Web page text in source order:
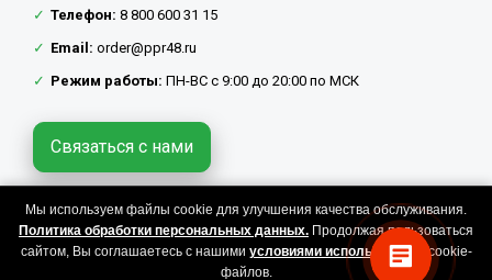
Телефон: 8 800 600 31 15
Email: order@ppr48.ru
Режим работы: ПН-ВС с 9:00 до 20:00 по МСК
Связаться с нами
Политика конфиденциальности
Copyright © 2026 ППР48. Все права защищены.
Мы используем файлы cookie для улучшения качества обслуживания.
Политика обработки персональных данных. Продолжая пользоваться
сайтом, Вы соглашаетесь с нашими условиями использования
cookie-
файлов.